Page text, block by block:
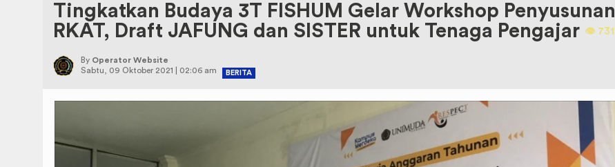
Tingkatkan Budaya 3T FISHUM Gelar Workshop Penyusunan
RKAT, Draft JAFUNG dan SISTER untuk Tenaga Pengajar 👁️️ 731
By Operator Website
Sabtu, 09 Oktober 2021 | 02:06 am
BERITA